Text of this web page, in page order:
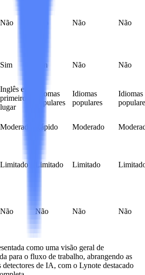
Não Não Não
Sim Sim Não Não
Inglês em
primeiro
lugar
Idiomas
populares
Idiomas
populares
Idiomas
Moderado Rápido Moderado
Limitado Limitado Limitado
Não Não Não Não
como uma visão geral de
para o fluxo de trabalho, abrangendo as
detectores de IA, com o Lynote destacado